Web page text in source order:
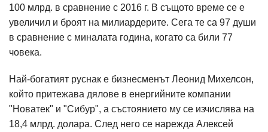
100 млрд. в сравнение с 2016 г. В същото време се е
увеличил и броят на милиардерите. Сега те са 97 души
в сравнение с миналата година, когато са били 77
човека.
Най-богатият руснак е бизнесменът Леонид Михелсон,
който притежава дялове в енергийните компании
"Новатек" и "Сибур", а състоянието му се изчислява на
18,4 млрд. долара. След него се нарежда Алексей